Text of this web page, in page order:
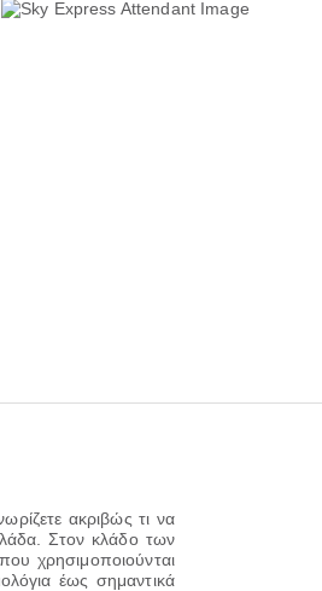
ακριβώς τι να
Στον κλάδο των
χρησιμοποιούνται
έως σημαντικά